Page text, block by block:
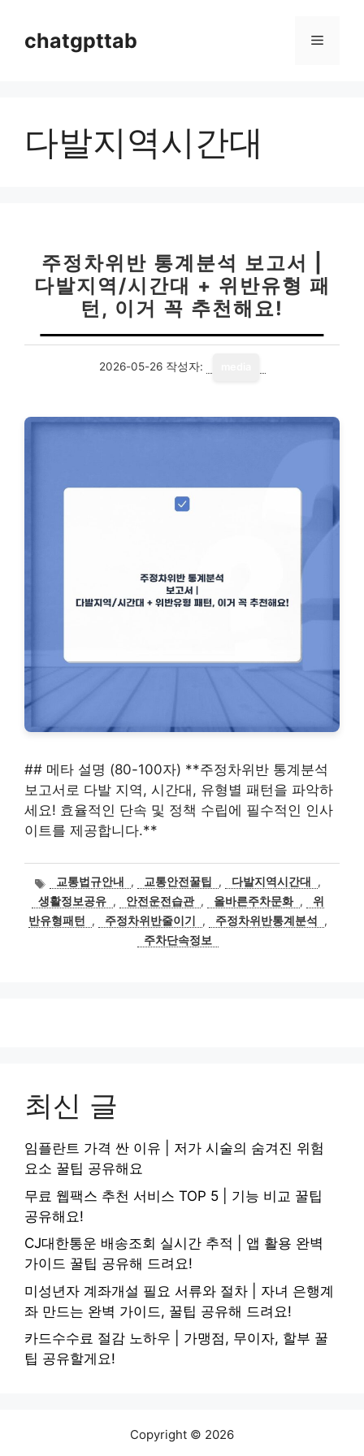
chatgpttab 메
다발지역시간대
주정차위반 통계분석 보고서 |
다발지역/시간대 + 위반유형 패
턴, 이거 꼭 추천해요!
2026-05-26 작성자:
## 메타 설명 (80-100자) **주정차위반 통계분석
보고서로 다발 지역, 시간대, 유형별 패턴을 파악하
세요! 효율적인 단속 및 정책 수립에 필수적인 인사
이트를 제공합니다.**
태
그
교통법규안내 , 교통안전꿀팁 , 다발지역시간대
,
생활정보공유 , 안전운전습관 , 올바른주차문화 ,
위
반유형패턴
, 주정차위반줄이기 , 주정차위반통계분석
,
주차단속정보
최신 글
임플란트 가격 싼 이유 | 저가 시술의 숨겨진 위험
요소 꿀팁 공유해요
무료 웹팩스 추천 서비스 TOP 5 | 기능 비교 꿀팁
공유해요!
CJ대한통운 배송조회 실시간 추적 | 앱 활용 완벽
가이드 꿀팁 공유해 드려요!
미성년자 계좌개설 필요 서류와 절차 | 자녀 은행계
좌 만드는 완벽 가이드, 꿀팁 공유해 드려요!
카드수수료 절감 노하우 | 가맹점, 무이자, 할부 꿀
팁 공유할게요!
Copyright © 2026